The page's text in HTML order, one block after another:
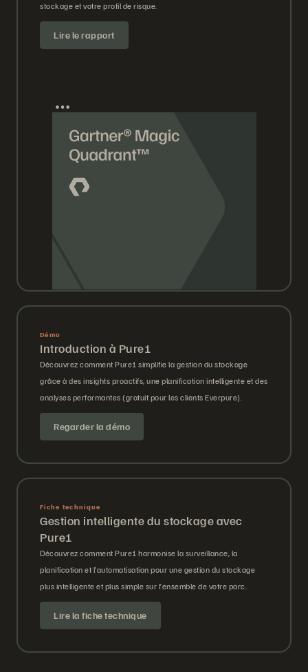
stockage et votre profil de risque.
Lire le rapport
Démo
Introduction à Pure1
Découvrez comment Pure1 simplifie la gestion du stockage
grâce à des insights proactifs, une planification intelligente et des
analyses performantes (gratuit pour les clients Everpure).
Regarder la démo
Fiche technique
Gestion intelligente du stockage avec
Pure1
Découvrez comment Pure1 harmonise la surveillance, la
planification et l’automatisation pour une gestion du stockage
plus intelligente et plus simple sur l’ensemble de votre parc.
Lire la fiche technique